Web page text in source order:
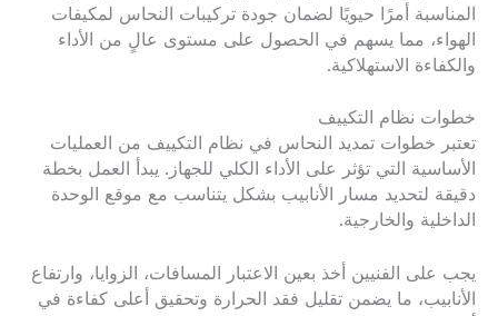
المناسبة أمرًا حيويًا لضمان جودة تركيبات النحاس لمكيفات
الهواء، مما يسهم في الحصول على مستوى عالٍ من الأداء
والكفاءة الاستهلاكية.
خطوات نظام التكييف
تعتبر خطوات تمديد النحاس في نظام التكييف من العمليات
الأساسية التي تؤثر على الأداء الكلي للجهاز. يبدأ العمل بخطة
دقيقة لتحديد مسار الأنابيب بشكل يتناسب مع موقع الوحدة
الداخلية والخارجية.
يجب على الفنيين أخذ بعين الاعتبار المسافات، الزوايا، وارتفاع
الأنابيب، ما يضمن تقليل فقد الحرارة وتحقيق أعلى كفاءة في